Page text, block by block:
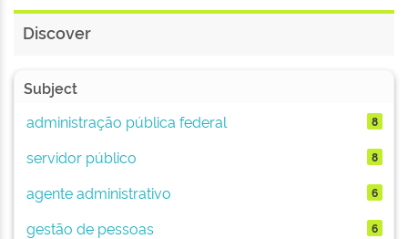
Discover
Subject
administração pública federal
8
servidor público 8
agente administrativo 6
gestão de pessoas 6